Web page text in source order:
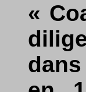
«